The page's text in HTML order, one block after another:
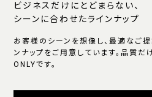
ビジネスだけにとどまらない、
シーンに合わせたラインナップ
お客様のシーンを想像し、最適なご
ンナップをご用意しています。品質だ
ONLYです。